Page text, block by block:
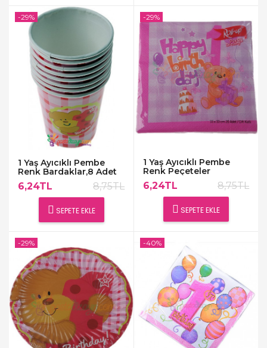
1 Yaş Ayıcıklı Pembe
Renk Bardaklar,8 Adet
6,24TL 8,75TL
SEPETE EKLE
-29%
1 Yaş Ayıcıklı Pembe
Renk Peçeteler
6,24TL 8,75TL
SEPETE EKLE
-29%
-29% -40%